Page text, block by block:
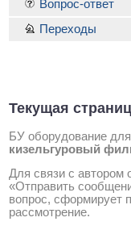
Текущая
БУ оборудование
кизельгуровый
Для связи с автором
«Отправить
вопрос, сформирует
рассмотрение.
Вопрос-ответ
Переходы